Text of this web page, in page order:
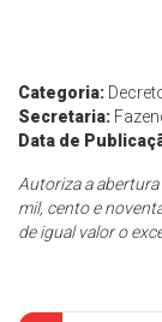
Categoria:
Secretaria:
Data de
Autoriza a abertura
mil, cento e
de igual valor o